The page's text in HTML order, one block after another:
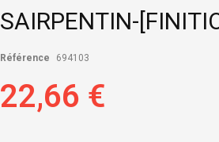
SAIRPENTIN-
Référence 694103
22,66 €